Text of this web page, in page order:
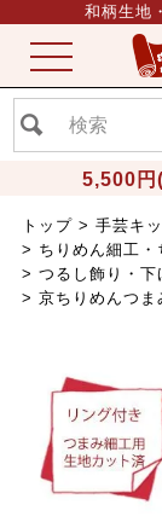
和柄生地
5,500円
ME
NU
トップ
手芸キ
ちりめん細工・
つるし飾り・下
京ちりめんつま